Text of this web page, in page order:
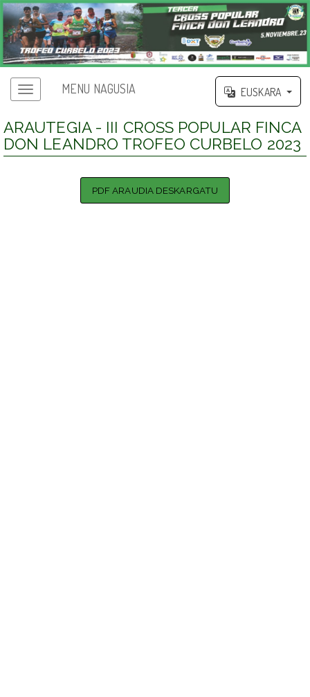
MENU NAGUSIA EUSKARA
ARAUTEGIA - III CROSS POPULAR FINCA
DON LEANDRO TROFEO CURBELO 2023
PDF ARAUDIA DESKARGATU